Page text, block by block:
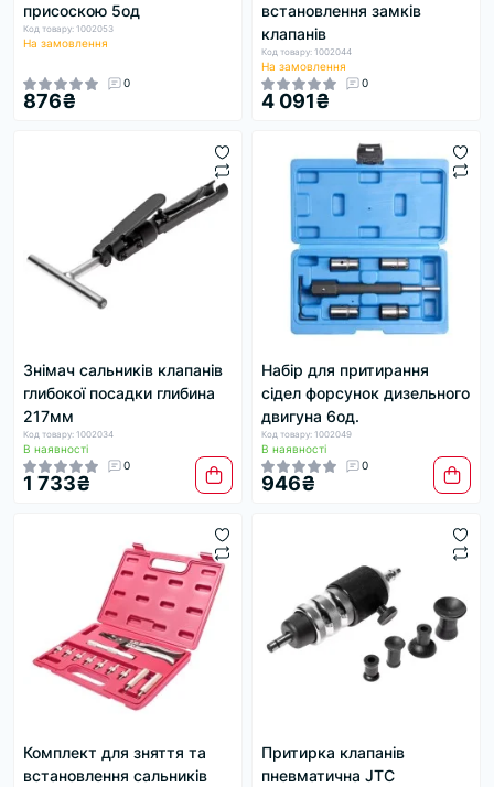
присоскою 5од
Код товару: 1002053
На замовлення
0
876₴
встановлення замків
клапанів
Код товару: 1002044
На замовлення
0
4 091₴
Знімач сальників клапанів
глибокої посадки глибина
217мм
Код товару: 1002034
В наявності
0
1 733₴
Набір для притирання
сідел форсунок дизельного
двигуна 6од.
Код товару: 1002049
В наявності
0
946₴
Комплект для зняття та
встановлення сальників
Притирка клапанів
пневматична JTC